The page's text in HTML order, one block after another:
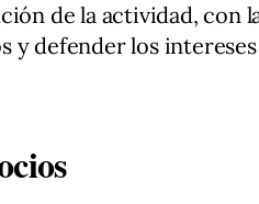
de la actividad, con
y defender los intereses